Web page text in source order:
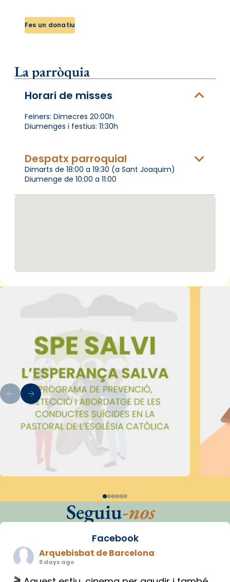
Fes un donatiu
La parròquia
Horari de misses
Feiners: Dimecres 20:00h
Diumenges i festius: 11:30h
Despatx parroquial
Dimarts de 18:00 a 19:30 (a Sant Joaquim)
Diumenge de 10:00 a 11:00
Seguiu-nos
Facebook
Arquebisbat de Barcelona
5 days ago